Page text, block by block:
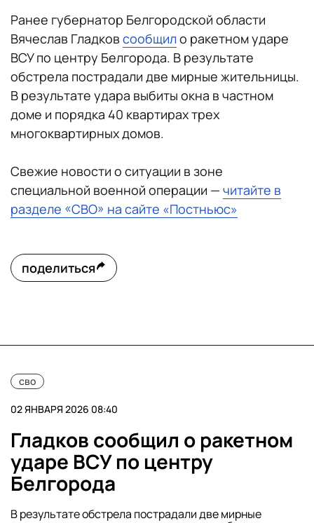
Ранее губернатор Белгородской области
Вячеслав Гладков сообщило ракетном ударе
ВСУ по центру Белгорода. В результате
обстрела пострадали две мирные жительницы.
В результате удара выбиты окна в частном
доме и порядка 40 квартирах трех
многоквартирных домов.
Свежие новости о ситуации в зоне
специальной военной операции — читайте в
разделе «СВО» на сайте «Постньюс»
поделиться
сво
02 ЯНВАРЯ 2026 08:40
Гладков сообщил о ракетном
ударе ВСУ по центру
Белгорода
В результате обстрела пострадали две мирные